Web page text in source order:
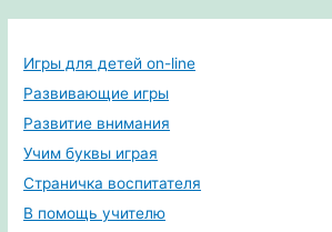
Игры для детей on-line
Развивающие игры
Развитие внимания
Учим буквы играя
Страничка воспитателя
В помощь учителю